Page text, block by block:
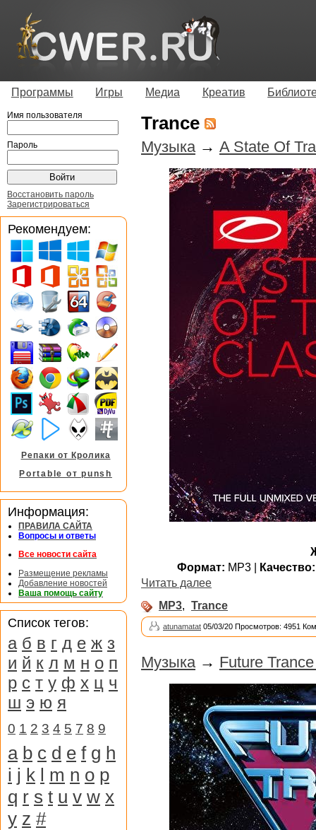
Программы Игры Медиа Креатив
Trance
Музыка → A State Of
Формат: MP3 | Качество:
Читать далее
MP3, Trance
atunamatat 05/03/20 Просмотров: 4951
Музыка → Future
Имя пользователя
Пароль
Восстановить пароль
Зарегистрироваться
Рекомендуем:
Репаки от Кролика
Portable от punsh
Информация:
ПРАВИЛА САЙТА
Вопросы и ответы
Все новости сайта
Размещение рекламы
Добавление новостей
Ваша помощь сайту
Список тегов:
а б в г д е ж з
и й к л м н о п
р с т у ф х ц ч
ш э ю я
0 1 2 3 4 5 7 8 9
a b c d e f g h
i j k l m n o p
q r s t u v w x
y z #